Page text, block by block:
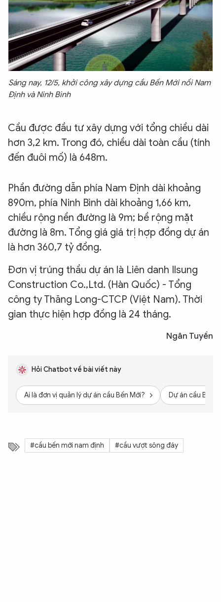
Sáng nay, 12/5, khởi công xây dựng cầu Bến Mới nối Nam
Định và Ninh Bình
Cầu được đầu tư xây dựng với tổng chiều dài
hơn 3,2 km. Trong đó, chiều dài toàn cầu (tính
đến đuôi mố) là 648m.
Phần đường dẫn phía Nam Định dài khoảng
890m, phía Ninh Bình dài khoảng 1,66 km,
chiều rộng nền đường là 9m; bề rộng mặt
đường là 8m. Tổng giá giá trị hợp đồng dự án
là hơn 360,7 tỷ đồng.
Đơn vị trúng thầu dự án là Liên danh Ilsung
Construction Co.,Ltd. (Hàn Quốc) - Tổng
công ty Thăng Long-CTCP (Việt Nam). Thời
gian thực hiện hợp đồng là 24 tháng.
Ngân Tuyền
Hỏi Chatbot về bài viết này
Ai là đơn vị quản lý dự án cầu Bến Mới? Dự án cầu Bến
#cầu bến mới nam định #cầu vượt sông đáy